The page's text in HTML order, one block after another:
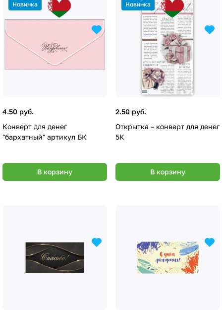
Новинка
4.50 руб.
Конверт для денег
"бархатный" артикул БК
В корзину
Новинка
2.50 руб.
Открытка – конверт для денег
5К
В корзину